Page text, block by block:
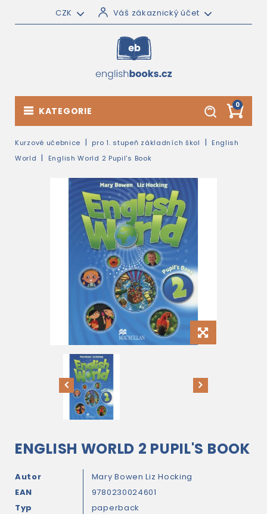
CZK Váš zákaznický účet
0
KATEGORIE
Kurzové učebnice pro 1. stupeň základních škol
English
World
English World 2 Pupil's Book
ENGLISH WORLD 2 PUPIL'S BOOK
Autor Mary BowenLiz Hocking
EAN
9780230024601
Typ
paperback